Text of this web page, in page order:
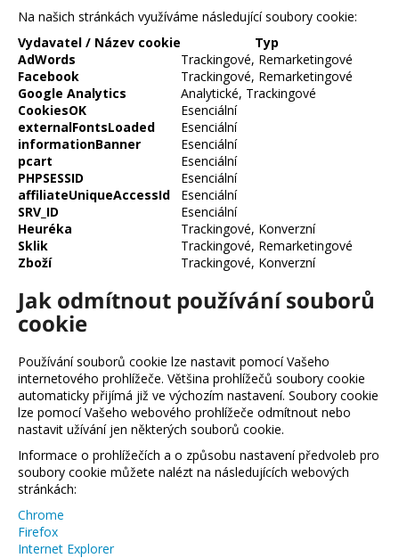
Na našich stránkách využíváme následující soubory cookie:
Vydavatel / Název cookie
Typ
AdWords
Trackingové, Remarketingové
Facebook
Trackingové, Remarketingové
Google Analytics
Analytické, Trackingové
CookiesOK
Esenciální
externalFontsLoaded
Esenciální
informationBanner
Esenciální
pcart
Esenciální
PHPSESSID
Esenciální
affiliateUniqueAccessId
Esenciální
SRV_ID
Esenciální
Heuréka
Trackingové, Konverzní
Sklik
Trackingové, Remarketingové
Zboží
Trackingové, Konverzní
Jak odmítnout používání souborů
cookie
Používání souborů cookie lze nastavit pomocí Vašeho
internetového prohlížeče. Většina prohlížečů soubory cookie
automaticky přijímá již ve výchozím nastavení. Soubory cookie
lze pomocí Vašeho webového prohlížeče odmítnout nebo
nastavit užívání jen některých souborů cookie.
Informace o prohlížečích a o způsobu nastavení předvoleb pro
soubory cookie můžete nalézt na následujících webových
stránkách:
Chrome
Firefox
Internet Explorer